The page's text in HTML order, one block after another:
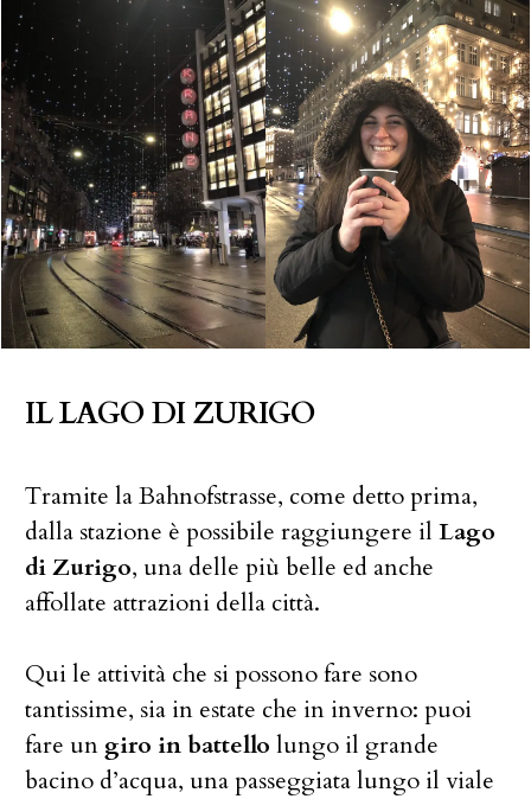
IL LAGO DI ZURIGO
Tramite la Bahnofstrasse, come detto prima,
dalla stazione è possibile raggiungere il Lago
di Zurigo, una delle più belle ed anche
affollate attrazioni della città.
Qui le attività che si possono fare sono
tantissime, sia in estate che in inverno: puoi
fare un giro in battello lungo il grande
bacino d’acqua, una passeggiata lungo il viale